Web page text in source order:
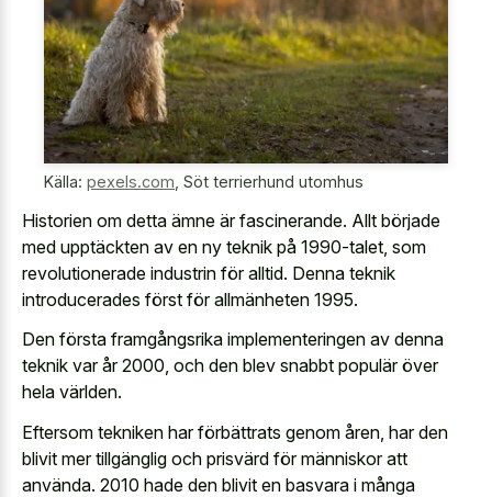
Källa: pexels.com, Söt terrierhund utomhus
Historien om detta ämne är fascinerande. Allt började
med upptäckten av en ny teknik på 1990-talet, som
revolutionerade industrin för alltid. Denna teknik
introducerades först för allmänheten 1995.
Den första framgångsrika implementeringen av denna
teknik var år 2000, och den blev snabbt populär över
hela världen.
Eftersom tekniken har förbättrats genom åren, har den
blivit mer tillgänglig och prisvärd för människor att
använda. 2010 hade den blivit en basvara i många